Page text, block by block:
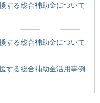
する総合補助金について
する総合補助金について
する総合補助金活用事例